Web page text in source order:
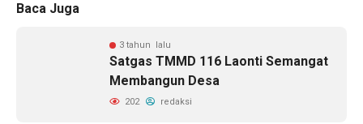
Baca Juga
3 tahun lalu
Satgas TMMD 116 Laonti Semangat
Membangun Desa
202 redaksi